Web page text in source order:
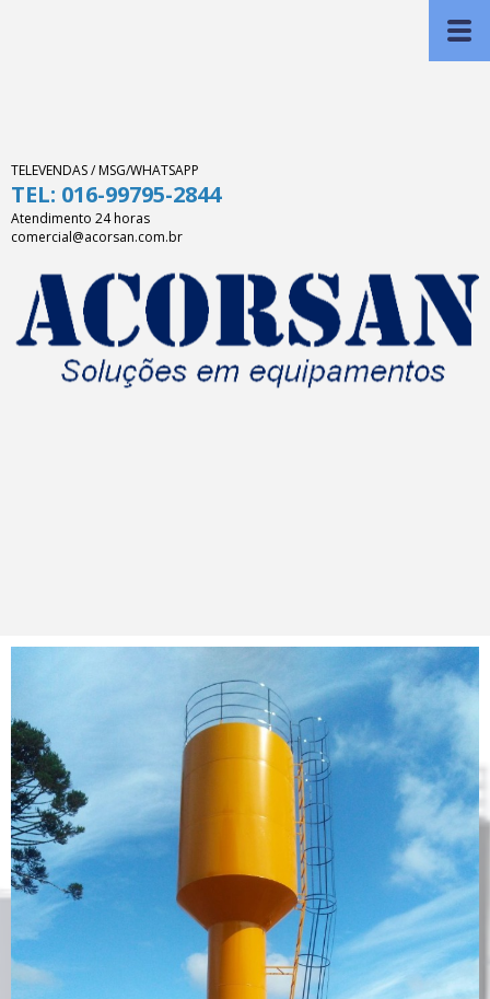
TELEVENDAS / MSG/WHATSAPP
TEL: 016-99795-2844
Atendimento 24 horas
comercial@acorsan.com.br